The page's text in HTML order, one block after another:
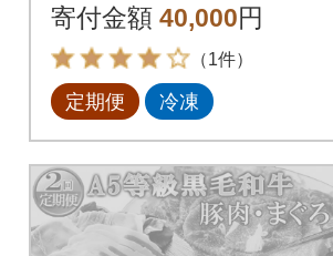
鰹・さつまあげetc) L
L-6002
寄付金額 40,000円
（1件）
定期便 冷凍